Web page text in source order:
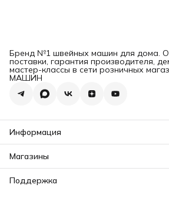
Бренд №1 швейных машин для дома.
поставки, гарантия производителя,
мастер-классы в сети розничных
МАШИН
Информация
Швейные машины
Швейно-вышивальные машины
Распошивальные машины
Магазины
📍 Москва — Варшавское ш., 33/12
📍 Москва — Локомотивный пр., 4. (0
📍 Санкт-Петербург — Комиссара
Поддержка